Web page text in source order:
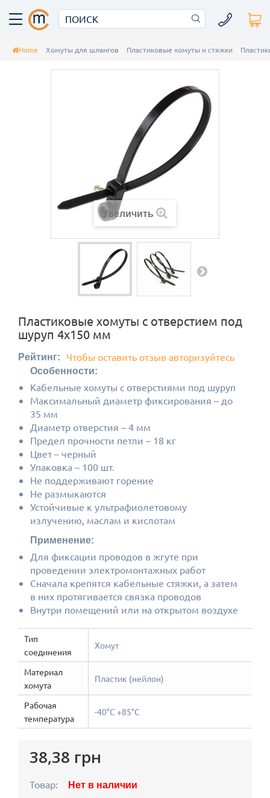
Home Хомуты для шлангов Пластиковые хомуты и стяжки
Увеличить
Пластиковые хомуты с отверстием под
шуруп 4х150 мм
Рейтинг: Чтобы оставить отзыв авторизуйтесь
Особенности:
Кабельные хомуты с отверстиями под шуруп
Максимальный диаметр фиксирования – до
35 мм
Диаметр отверстия – 4 мм
Предел прочности петли – 18 кг
Цвет – черный
Упаковка – 100 шт.
Не поддерживают горение
Не размыкаются
Устойчивые к ультрафиолетовому
излучению, маслам и кислотам
Применение:
Для фиксации проводов в жгуте при
проведении электромонтажных работ
Сначала крепятся кабельные стяжки, а затем
в них протягивается связка проводов
Внутри помещений или на открытом воздухе
Тип
соединения
Хомут
Материал
хомута
Пластик (нейлон)
Рабочая
температура
-40°С +85°С
38,38 грн
Товар: Нет в наличии